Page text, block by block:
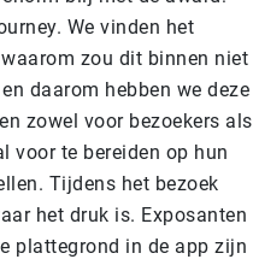
We vinden het
zou dit binnen niet
daarom hebben we deze
zowel voor bezoekers als
voor te bereiden op hun
Tijdens het bezoek
het druk is. Exposanten
plattegrond in de app zijn